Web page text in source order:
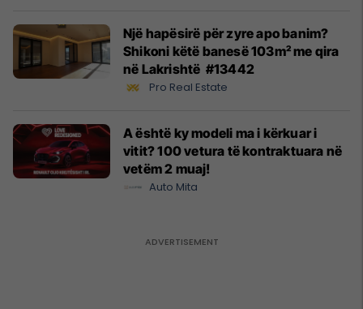
Një hapësirë për zyre apo banim?
Shikoni këtë banesë 103m² me qira
në Lakrishtë #13442
Pro Real Estate
A është ky modeli ma i kërkuar i
vitit? 100 vetura të kontraktuara në
vetëm 2 muaj!
Auto Mita